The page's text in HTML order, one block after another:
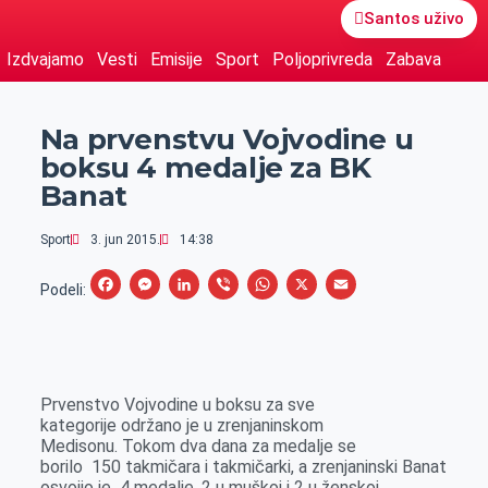
Santos uživo
Izdvajamo Vesti Emisije Sport Poljoprivreda Zabava
Na prvenstvu Vojvodine u
boksu 4 medalje za BK
Banat
Sport 3. jun 2015. 14:38
Podeli:
F
b
o
o
M
e
n
g
L
e
d
I
V
r
W
s
A
p
X
E
Prvenstvo Vojvodine u boksu za sve
kategorije održano je u zrenjaninskom
Medisonu. Tokom dva dana za medalje se
borilo 150 takmičara i takmičarki, a zrenjaninski Banat